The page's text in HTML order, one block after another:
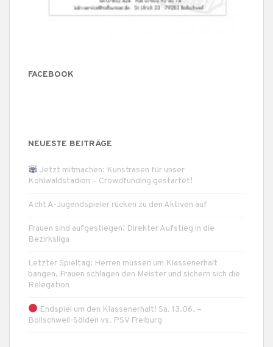
FACEBOOK
NEUESTE BEITRÄGE
Jetzt mitmachen: Kunstrasen für unser
Kohlwaldstadion – Crowdfunding gestartet!
Acht A-Jugendspieler rücken zu den Aktiven auf
Frauen sind aufgestiegen! Direkter Aufstieg in die
Bezirksliga
Letzter Spieltag: Herren müssen um Klassenerhalt
bangen, Frauen schlagen den Meister und sichern sich die
Relegation
Endspiel um den Klassenerhalt! Sa. 13.06. –
Bollschweil-Sölden vs. PSV Freiburg